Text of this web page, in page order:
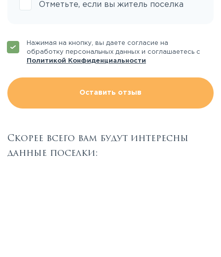
Отметьте, если вы житель поселка
Нажимая на кнопку, вы даете согласие на
обработку персональных данных и соглашаетесь с
Политикой Конфиденциальности
Оставить отзыв
Скорее всего вам будут интересны
данные поселки: